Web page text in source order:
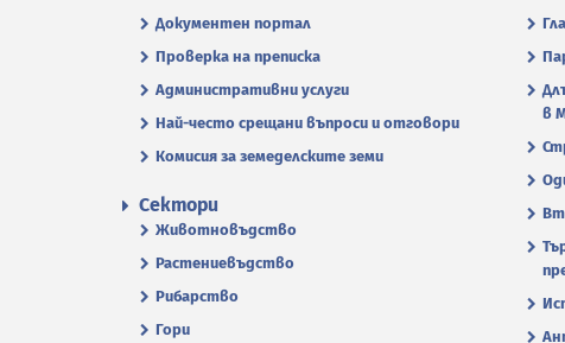
Документен портал
Проверка на преписка
Административни услуги
Най-често срещани въпроси и отговори
Комисия за земеделските земи
в
Сектори
Животновъдство
Растениевъдство
Рибарство
Гори